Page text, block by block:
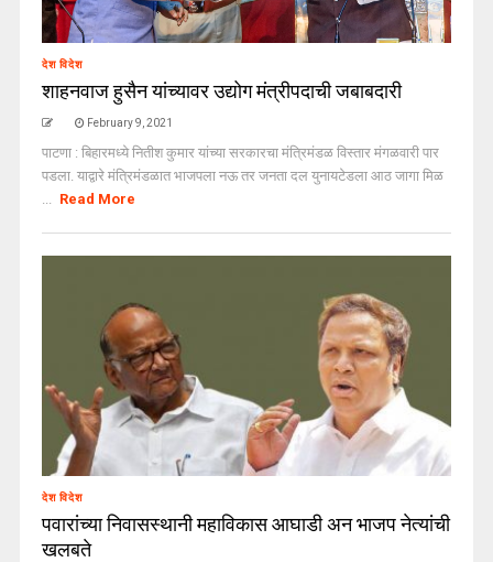
देश विदेश
शाहनवाज हुसैन यांच्यावर उद्योग मंत्रीपदाची जबाबदारी
February 9, 2021
पाटणा : बिहारमध्ये नितीश कुमार यांच्या सरकारचा मंत्रिमंडळ विस्तार मंगळवारी पार
पडला. याद्वारे मंत्रिमंडळात भाजपला नऊ तर जनता दल युनायटेडला आठ जागा मिळ
... Read More
देश विदेश
पवारांच्या निवासस्थानी महाविकास आघाडी अन भाजप नेत्यांची
खलबते